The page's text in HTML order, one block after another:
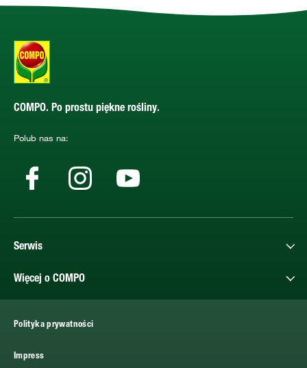
COMPO. Po prostu piękne rośliny.
Polub nas na:
Serwis
Więcej o COMPO
Polityka prywatności
Impress